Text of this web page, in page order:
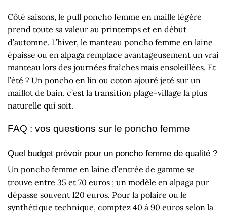
Côté saisons, le pull poncho femme en maille légère
prend toute sa valeur au printemps et en début
d’automne. L’hiver, le manteau poncho femme en laine
épaisse ou en alpaga remplace avantageusement un vrai
manteau lors des journées fraîches mais ensoleillées. Et
l’été ? Un poncho en lin ou coton ajouré jeté sur un
maillot de bain, c’est la transition plage-village la plus
naturelle qui soit.
FAQ : vos questions sur le poncho femme
Quel budget prévoir pour un poncho femme de qualité ?
Un poncho femme en laine d’entrée de gamme se
trouve entre 35 et 70 euros ; un modèle en alpaga pur
dépasse souvent 120 euros. Pour la polaire ou le
synthétique technique, comptez 40 à 90 euros selon la